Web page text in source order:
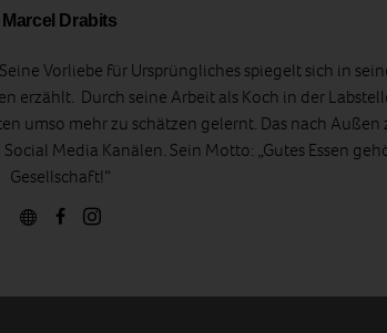
Marcel Drabits
Vorliebe für Ursprüngliches spiegelt sich in
erzählt. Durch seine Arbeit als Koch in der
umso mehr zu schätzen gelernt. Das nach Außen
Media Kanälen. Sein Motto: „Gutes Essen
Gesellschaft!“